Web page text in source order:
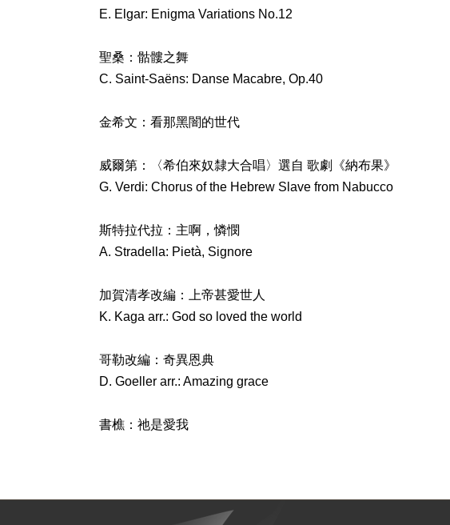
E. Elgar: Enigma Variations No.12
聖桑：骷髏之舞
C. Saint-Saëns: Danse Macabre, Op.40
金希文：看那黑闇的世代
威爾第：〈希伯來奴隸大合唱〉選自 歌劇《納布果》
G. Verdi: Chorus of the Hebrew Slave from Nabucco
斯特拉代拉：主啊，憐憫
A. Stradella: Pietà, Signore
加賀清孝改編：上帝甚愛世人
K. Kaga arr.: God so loved the world
哥勒改編：奇異恩典
D. Goeller arr.: Amazing grace
書樵：祂是愛我